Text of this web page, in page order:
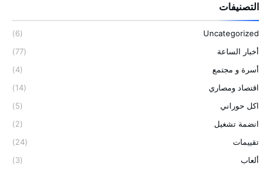
التصنيفات
Uncategorized
(6)
أخبار الساعة
(77)
أسرة و مجتمع
(4)
اقتصاد ومصاري
(14)
اكل حوراني
(5)
انضمة تشغيل
(2)
تقييمات
(24)
ألعاب
(3)